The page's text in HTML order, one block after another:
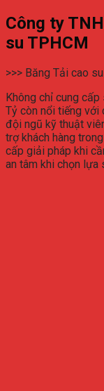
Công ty
su TPHCM
>>> Băng Tải cao
Không chỉ cung
Tỷ còn nổi tiếng với
đội ngũ kỹ thuật
trợ khách hàng
cấp giải pháp khi
an tâm khi chọn lựa